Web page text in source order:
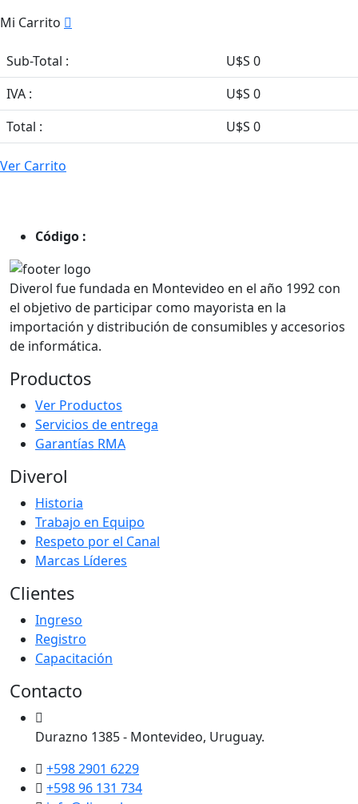
Mi Carrito
Sub-Total :
U$S 0
IVA :
U$S 0
Total :
U$S 0
Ver Carrito
Código :
Diverol fue fundada en Montevideo en el año 1992 con
el objetivo de participar como mayorista en la
importación y distribución de consumibles y accesorios
de informática.
Productos
Ver Productos
Servicios de entrega
Garantías RMA
Diverol
Historia
Trabajo en Equipo
Respeto por el Canal
Marcas Líderes
Clientes
Ingreso
Registro
Capacitación
Contacto
Durazno 1385 - Montevideo, Uruguay.
+598 2901 6229
+598 96 131 734